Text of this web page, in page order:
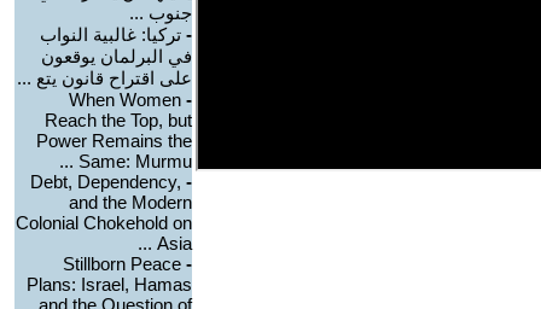
جنوب ...
- تركيا: غالبية النواب
في البرلمان يوقعون
على اقتراح قانون يتع ...
-
When Women
Reach the Top, but
Power Remains the
Same: Murmu ...
-
Debt, Dependency,
and the Modern
Colonial Chokehold on
Asia ...
-
Stillborn Peace
Plans: Israel, Hamas
and the Question of